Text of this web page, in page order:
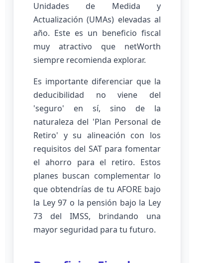
Unidades de Medida y
Actualización (UMAs) elevadas al
año. Este es un beneficio fiscal
muy atractivo que netWorth
siempre recomienda explorar.
Es importante diferenciar que la
deducibilidad no viene del
'seguro' en sí, sino de la
naturaleza del 'Plan Personal de
Retiro' y su alineación con los
requisitos del SAT para fomentar
el ahorro para el retiro. Estos
planes buscan complementar lo
que obtendrías de tu AFORE bajo
la Ley 97 o la pensión bajo la Ley
73 del IMSS, brindando una
mayor seguridad para tu futuro.